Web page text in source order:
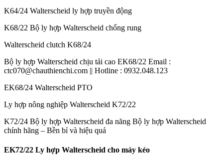
K64/24 Walterscheid ly hợp truyền động
K68/22 Bộ ly hợp Walterscheid chống rung
Walterscheid clutch K68/24
Bộ ly hợp Walterscheid chịu tải cao EK68/22 Email :
ctc070@chauthienchi.com || Hotline : 0932.048.123
EK68/24 Walterscheid PTO
Ly hợp nông nghiệp Walterscheid K72/22
K72/24 Bộ ly hợp Walterscheid đa năng Bộ ly hợp Walterscheid
chính hãng – Bền bỉ và hiệu quả
EK72/22 Ly hợp Walterscheid cho máy kéo